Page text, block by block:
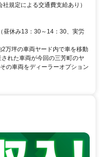
、会社規定による交通費支給あり）
昼休み13：30～14：30、実労
万坪の車両ヤード内で車を移動
れた車両が今回の三芳町のヤ
の車両をディーラーオプション